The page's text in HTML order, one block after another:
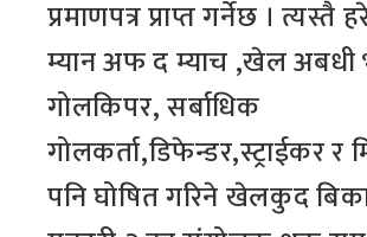
प्रमाणपत्र प्राप्त गर्नेछ ।
म्यान अफ द म्याच ,खेल अबधी
गोलकिपर, सर्बाधिक
गोलकर्ता,डिफेन्डर,स्ट्राईकर र
पनि घोषित गरिने खेलकुद